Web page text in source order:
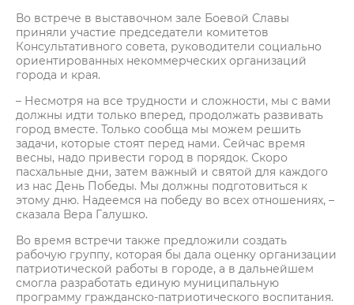
Во встрече в выставочном зале Боевой Славы
приняли участие председатели комитетов
Консультативного совета, руководители социально
ориентированных некоммерческих организаций
города и края.
– Несмотря на все трудности и сложности, мы с вами
должны идти только вперед, продолжать развивать
город вместе. Только сообща мы можем решить
задачи, которые стоят перед нами. Сейчас время
весны, надо привести город в порядок. Скоро
пасхальные дни, затем важный и святой для каждого
из нас День Победы. Мы должны подготовиться к
этому дню. Надеемся на победу во всех отношениях, –
сказала Вера Галушко.
Во время встречи также предложили создать
рабочую группу, которая бы дала оценку организации
патриотической работы в городе, а в дальнейшем
смогла разработать единую муниципальную
программу гражданско-патриотического воспитания.